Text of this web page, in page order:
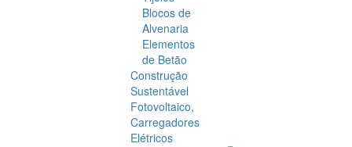
Blocos de
Alvenaria
Elementos
de Betão
Construção
Sustentável
Fotovoltaico,
Carregadores
Elétricos